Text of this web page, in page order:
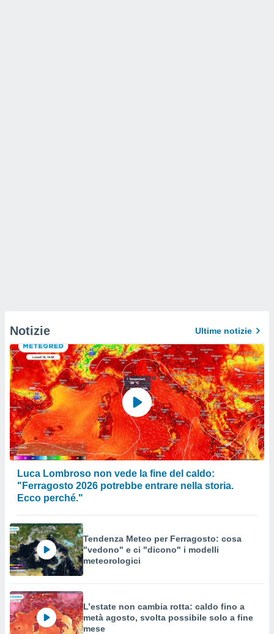
Notizie Ultime notizie
Luca Lombroso non vede la fine del caldo:
"Ferragosto 2026 potrebbe entrare nella storia.
Ecco perché."
Tendenza Meteo per Ferragosto: cosa
"vedono" e ci "dicono" i modelli
meteorologici
L’estate non cambia rotta: caldo fino a
metà agosto, svolta possibile solo a fine
mese